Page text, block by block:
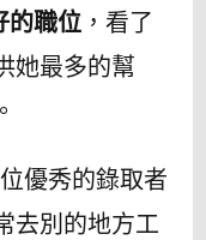
的職位 ，看了
她最多的幫
優秀的錄取者
去別的地方工